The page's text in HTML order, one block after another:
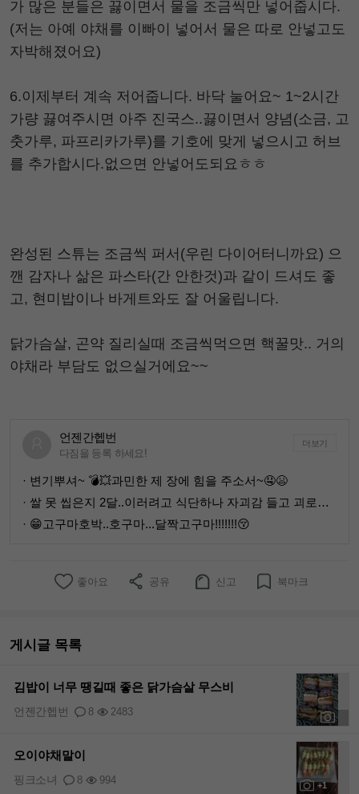
가 많은 분들은 끓이면서 물을 조금씩만 넣어줍시다.
(저는 아예 야채를 이빠이 넣어서 물은 따로 안넣고도
자박해졌어요)
6.이제부터 계속 저어줍니다. 바닥 눌어요~ 1~2시간
가량 끓여주시면 아주 진국스..끓이면서 양념(소금, 고
춧가루, 파프리카가루)를 기호에 맞게 넣으시고 허브
를 추가합시다.없으면 안넣어도되요ㅎㅎ
완성된 스튜는 조금씩 퍼서(우린 다이어터니까요) 으
깬 감자나 삶은 파스타(간 안한것)과 같이 드셔도 좋
고, 현미밥이나 바게트와도 잘 어울립니다.
닭가슴살, 곤약 질리실때 조금씩먹으면 핵꿀맛.. 거의
야채라 부담도 없으실거에요~~
언젠간헵번
다짐을 등록 하세요!
더보기
· 변기뿌셔~ 💣💥과민한 제 장에 힘을 주소서~🤤😫
· 쌀 못 씹은지 2달..이러려고 식단하나 자괴감 들고 괴로워...
· 😁고구마호박..호구마...달짝고구마!!!!!!!😚
좋아요 공유 신고 북마크
게시글 목록
김밥이 너무 땡길때 좋은 닭가슴살 무스비
8 2483
언젠간헵번
+1
오이야채말이
8 994
핑크소녀